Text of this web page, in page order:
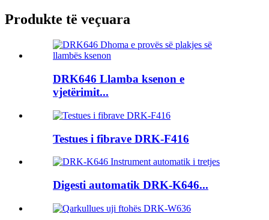
Produkte të veçuara
DRK646 Llamba ksenon e
vjetërimit...
Testues i fibrave DRK-F416
Digesti automatik DRK-K646...